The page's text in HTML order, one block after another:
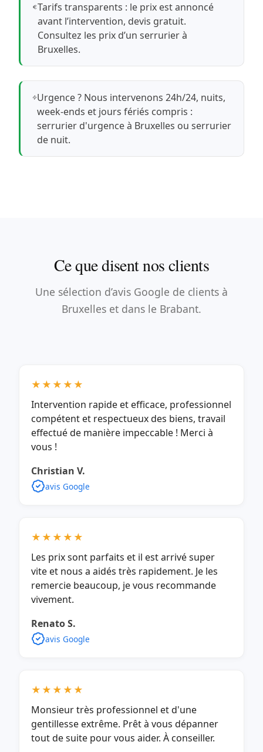
Tarifs transparents : le prix est annoncé
avant l’intervention, devis gratuit.
Consultez les prix d’un serrurier à
Bruxelles.
Urgence ? Nous intervenons 24h/24, nuits,
week-ends et jours fériés compris :
serrurier d'urgence à Bruxelles ouserrurier
de nuit.
Ce que disent nos clients
Une sélection d’avis Google de clients à
Bruxelles et dans le Brabant.
★★★★★
Intervention rapide et efficace, professionnel
compétent et respectueux des biens, travail
effectué de manière impeccable ! Merci à
vous !
Christian V.
avis Google
★★★★★
Les prix sont parfaits et il est arrivé super
vite et nous a aidés très rapidement. Je les
remercie beaucoup, je vous recommande
vivement.
Renato S.
avis Google
★★★★★
Monsieur très professionnel et d'une
gentillesse extrême. Prêt à vous dépanner
tout de suite pour vous aider. À conseiller.